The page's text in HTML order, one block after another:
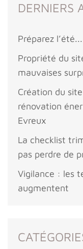
DERNIERS
Préparez
Propriété du
mauvaises
Création du
rénovation
Evreux
La checklist
pas perdre de
Vigilance : les
augmentent